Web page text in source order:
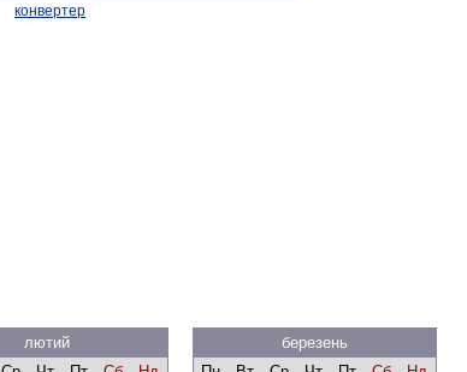
конвертер
лютий
березень